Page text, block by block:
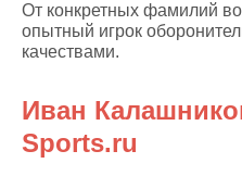
От конкретных фамилий
опытный игрок
качествами.
Иван
Sports.ru